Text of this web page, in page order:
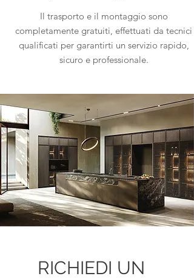
Il trasporto e il montaggio sono
completamente gratuiti, effettuati da tecnici
qualificati per garantirti un servizio rapido,
sicuro e professionale.
RICHIEDI UN